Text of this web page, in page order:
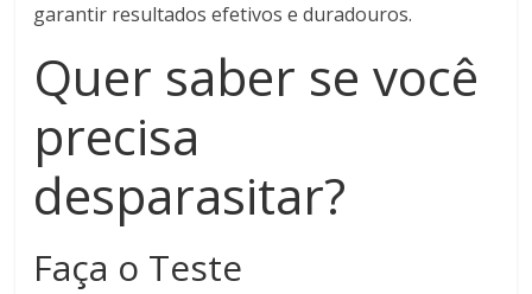
garantir resultados efetivos e duradouros.
Quer saber se você
precisa
desparasitar?
Faça o Teste